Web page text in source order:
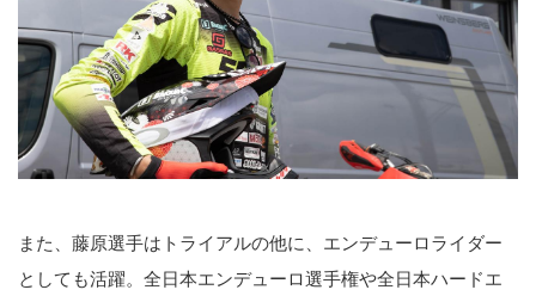
また、藤原選手はトライアルの他に、エンデューロライダー
としても活躍。全日本エンデューロ選手権や全日本ハードエ